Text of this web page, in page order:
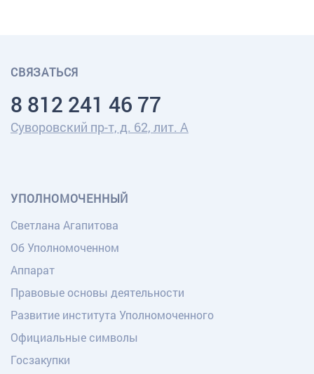
СВЯЗАТЬСЯ
8 812 241 46 77
Суворовский пр-т, д. 62, лит. А
УПОЛНОМОЧЕННЫЙ
Светлана Агапитова
Об Уполномоченном
Аппарат
Правовые основы деятельности
Развитие института Уполномоченного
Официальные символы
Госзакупки